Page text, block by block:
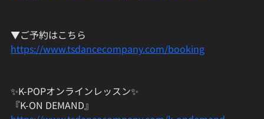
▼ご予約はこちら
https://www.tsdancecompany.com/booking
✨K-POPオンラインレッスン✨
『K-ON DEMAND』